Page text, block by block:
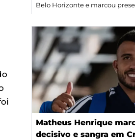
Belo Horizonte e marcou
Matheus Henrique
decisivo e sangra em